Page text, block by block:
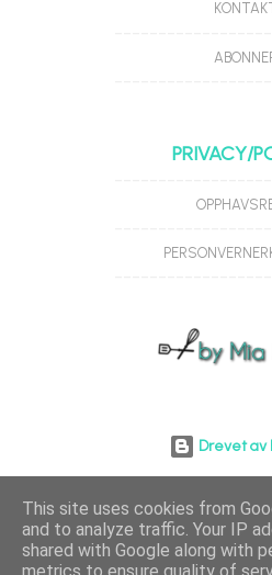
PRIVACY/
Drevet av
This site uses cookies from
and to analyze traffic. Your IP
shared with Google along with